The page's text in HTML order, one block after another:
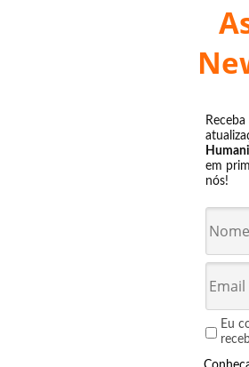
em
nós!
Eu